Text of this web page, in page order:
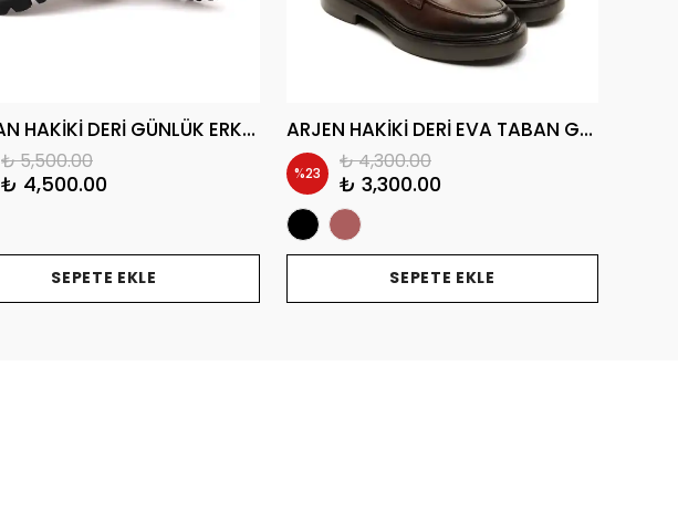
SELMAN HAKİKİ DERİ GÜNLÜK ERKEK KLASİK AYAKKABI
₺ 5,500.00
₺ 4,500.00
SEPETE EKLE
ARJEN HAKİKİ DERİ EVA TABAN GÜNLÜK ERKEK KLASİK AYAKKABI
%23 ₺ 4,300.00
₺ 3,300.00
SEPETE EKLE